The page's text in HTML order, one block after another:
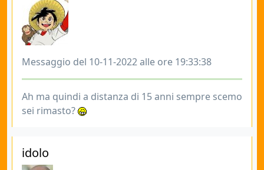
Messaggio del 10-11-2022 alle ore 19:33:38
Ah ma quindi a distanza di 15 anni sempre scemo
sei rimasto?
idolo